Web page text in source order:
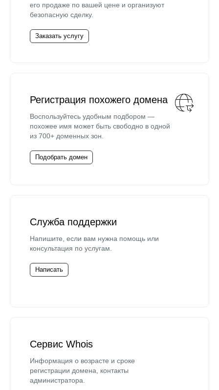
его продаже по вашей цене и организуют
безопасную сделку.
Заказать услугу
Регистрация похожего домена
Воспользуйтесь удобным подбором —
похожее имя может быть свободно в одной
из 700+ доменных зон.
Подобрать домен
Служба поддержки
Напишите, если вам нужна помощь или
консультация по услугам.
Написать
Сервис Whois
Информация о возрасте и сроке
регистрации домена, контакты
администратора.